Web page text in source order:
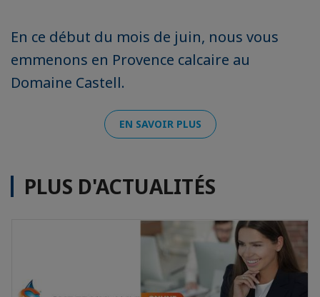
En ce début du mois de juin, nous vous
emmenons en Provence calcaire au
Domaine Castell.
EN SAVOIR PLUS
PLUS D'ACTUALITÉS